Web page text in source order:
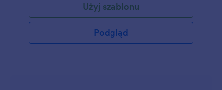
dodać ten formularz do własnej strony internetowej.
Użyj szablonu
Podgląd